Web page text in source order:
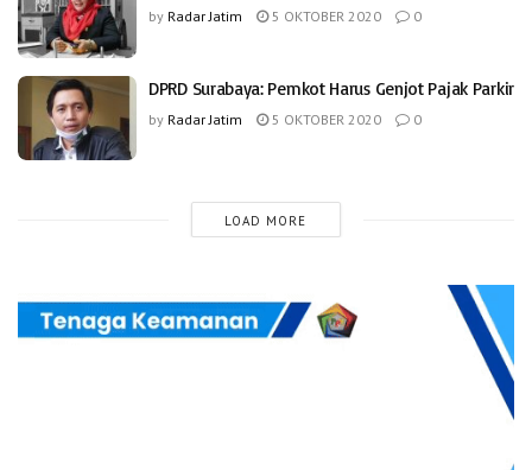
by Radar Jatim 5 OKTOBER 2020 0
DPRD Surabaya: Pemkot Harus Genjot Pajak Parkir
by Radar Jatim 5 OKTOBER 2020 0
LOAD MORE